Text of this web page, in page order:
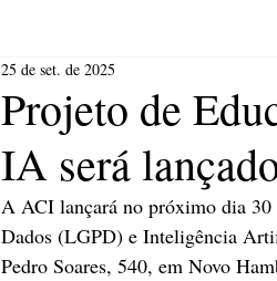
Projeto de
IA será
25 de set. de 2025
A ACI lançará no próximo dia 30
Dados (LGPD) e Inteligência
Pedro Soares, 540, em Novo